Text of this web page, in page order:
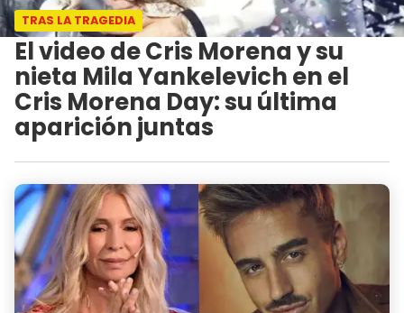
TRAS LA TRAGEDIA
El video de Cris Morena y su
nieta Mila Yankelevich en el
Cris Morena Day: su última
aparición juntas